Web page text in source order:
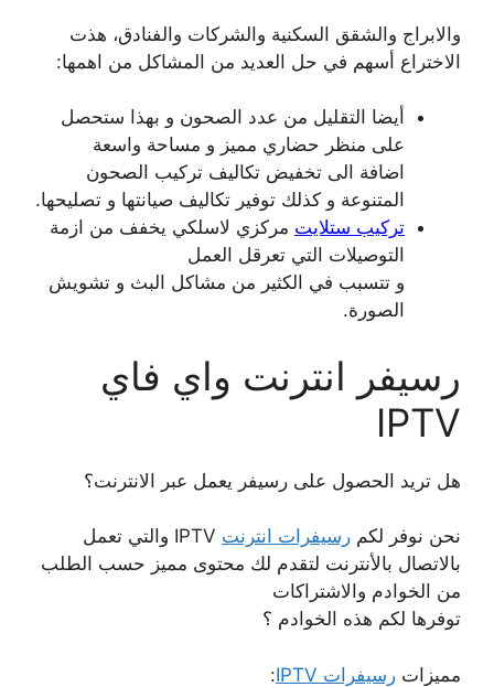
والابراج والشقق السكنية والشركات والفنادق، هذت
الاختراع أسهم في حل العديد من المشاكل من اهمها:
أيضا التقليل من عدد الصحون و بهذا ستحصل
على منظر حضاري مميز و مساحة واسعة
اضافة الى تخفيض تكاليف تركيب الصحون
المتنوعة و كذلك توفير تكاليف صيانتها و تصليحها.
تركيب ستلايت مركزي لاسلكي يخفف من ازمة
التوصيلات التي تعرقل العمل
و تتسبب في الكثير من مشاكل البث و تشويش
الصورة.
رسيفر انترنت واي فاي
IPTV
هل تريد الحصول على رسيفر يعمل عبر الانترنت؟
نحن نوفر لكم رسيفرات انترنت
IPTV والتي تعمل
بالاتصال بالأنترنت لتقدم لك محتوى مميز حسب الطلب
من الخوادم والاشتراكات
توفرها لكم هذه الخوادم ؟
مميزات رسيفرات IPTV :